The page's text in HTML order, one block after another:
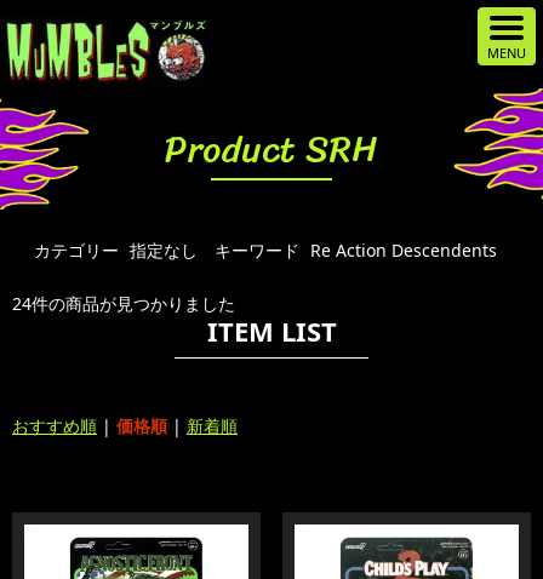
Product SRH
カテゴリー 指定なし キーワード Re Action Descendents
24件の商品が見つかりました
ITEM LIST
おすすめ順 | 価格順 | 新着順